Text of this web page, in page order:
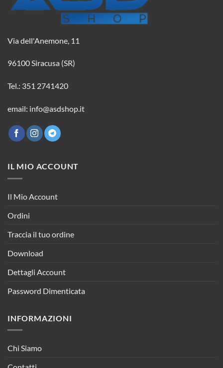
Via dell'Anemone, 11
96100 Siracusa (SR)
Tel.: 351 2741420
email: info@asdshop.it
IL MIO ACCOUNT
Il Mio Account
Ordini
Traccia il tuo ordine
Download
Dettagli Account
Password Dimenticata
INFORMAZIONI
Chi Siamo